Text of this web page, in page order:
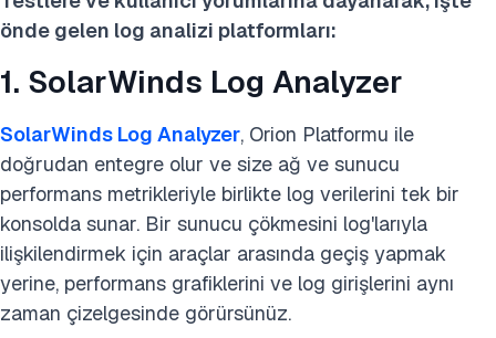
önde gelen log analizi platformları:
1. SolarWinds Log Analyzer
SolarWinds Log Analyzer, Orion Platformu ile
doğrudan entegre olur ve size ağ ve sunucu
performans metrikleriyle birlikte log verilerini tek bir
konsolda sunar. Bir sunucu çökmesini log'larıyla
ilişkilendirmek için araçlar arasında geçiş yapmak
yerine, performans grafiklerini ve log girişlerini aynı
zaman çizelgesinde görürsünüz.